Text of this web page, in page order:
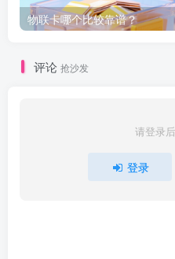
物联卡哪个比较靠谱？
评论 抢沙发
请登录
登录